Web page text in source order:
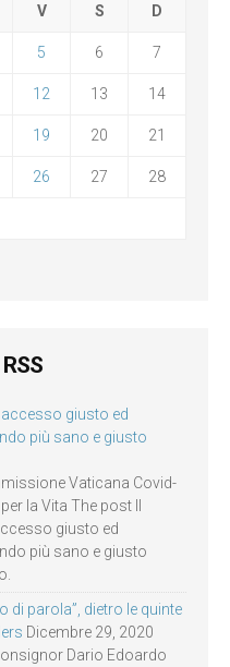
V S D
5 6 7
12 13 14
19 20 21
26 27 28
accesso giusto ed
più sano e giusto
Vaticana Covid-
la Vita The post Il
giusto ed
più sano e giusto
di parola”, dietro le quinte
Dicembre 29, 2020
Dario Edoardo